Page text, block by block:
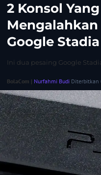
2 Konsol
Google Stadia
Ini dua pesaing Google
BolaCom | Nurfahmi Budi Diterbitkan